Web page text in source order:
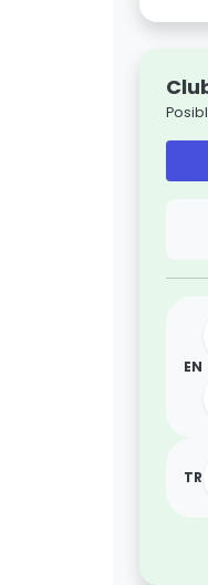
EN
TR